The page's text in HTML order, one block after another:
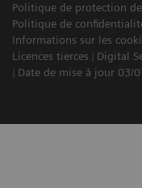
Politique de protection
Politique de
Informations sur les
Licences tierces
Digital
Date de mise à jour 03/